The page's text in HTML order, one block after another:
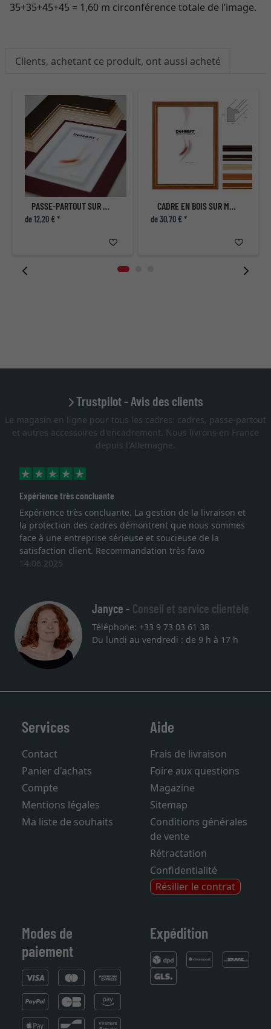
35+35+45+45 = 1,60 m circonférence totale de l’image.
Clients, achetant ce produit, ont aussi acheté
PASSE-PARTOUT SUR MESURE
de 12,20 € *
CADRE EN BOIS SUR MESURE BARKINGSIDE
de 30,70 € *
Trustpilot - Avis des clients
Le magasin en ligne pour tous les cadres: cadres, passe-partout
et autres accessoires d'encadrement. Nous livrons en France
depuis l'Allemagne.
très concluante
très concluante. La gestion de la livraison et
des cadres démontrent que nous sommes
une entreprise sérieuse et soucieuse de la
client. Recommandation très favo
Je
Janyce - Conseil et service clientèle
Téléphone: +33 9 73 03 61 38
Services
Contact
Panier d'achats
Compte
Mentions légales
Aide
Frais de livraison
Foire aux questions
Magazine
Sitemap
Conditions générales
de vente
Rétractation
Confidentialité
Résilier le contrat
Modes de
paiement
Expédition